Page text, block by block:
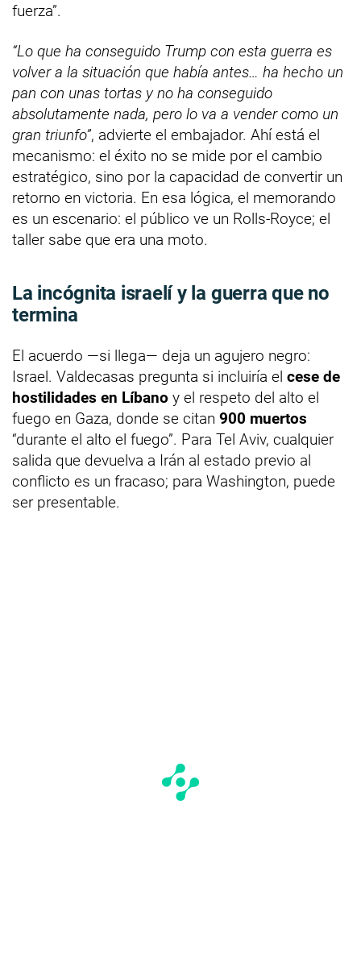
fuerza”.
“Lo que ha conseguido Trump con esta guerra es
volver a la situación que había antes… ha hecho un
pan con unas tortas y no ha conseguido
absolutamente nada, pero lo va a vender como un
gran triunfo”, advierte el embajador. Ahí está el
mecanismo: el éxito no se mide por el cambio
estratégico, sino por la capacidad de convertir un
retorno en victoria. En esa lógica, el memorando
es un escenario: el público ve un Rolls-Royce; el
taller sabe que era una moto.
La incógnita israelí y la guerra que no
termina
El acuerdo —si llega— deja un agujero negro:
Israel. Valdecasas pregunta si incluiría el cese de
hostilidades en Líbano y el respeto del alto el
fuego en Gaza, donde se citan 900 muertos
“durante el alto el fuego”. Para Tel Aviv, cualquier
salida que devuelva a Irán al estado previo al
conflicto es un fracaso; para Washington, puede
ser presentable.